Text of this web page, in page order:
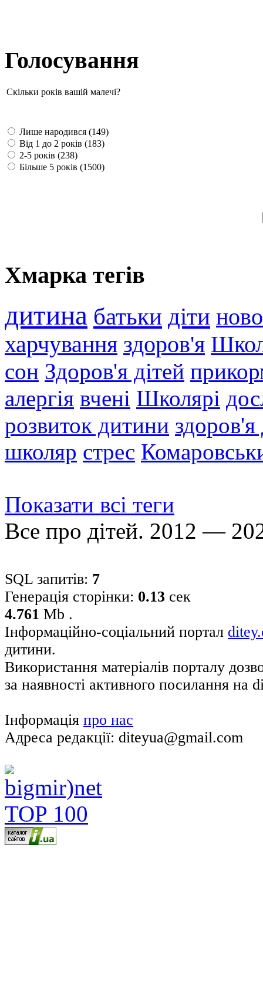
Голосування
Скільки років вашій малечі?
Лише народився (149)
Від 1 до 2 років (183)
2-5 років (238)
Більше 5 років (1500)
Хмарка тегів
дитина батьки діти
харчування здоров'я
сон Здоров'я дітей
алергія вчені Школярі
розвиток дитини
школяр стрес
Показати всі теги
Все про дітей. 2012 —
SQL запитів: 7
Генерація сторінки: 0.13 сек
4.761 Mb .
Інформаційно-соціальний портал
дитини.
Використання матеріалів порталу
за наявності активного посилання на
Інформація про нас
Адреса редакції: diteyua@gmail.com